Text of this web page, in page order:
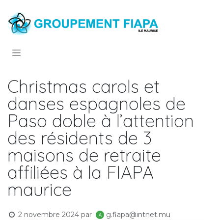
Christmas carols et
danses espagnoles de
Paso doble à l’attention
des résidents de 3
maisons de retraite
affiliées à la FIAPA
maurice
2 novembre 2024 par g.fiapa@intnet.mu